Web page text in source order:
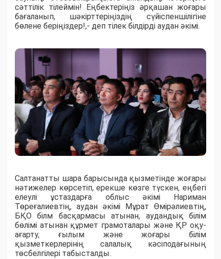
сәттілік тілеймін! Еңбектеріңіз әрқашан жоғары
бағаланып, шәкірттеріңіздің сүйіспеншілігіне
бөлене беріңіздер!,- деп тілек білдірді аудан әкімі.
Салтанатты шара барысында қызметінде жоғары
нәтижелер көрсетіп, ерекше көзге түскен, еңбегі
елеулі ұстаздарға облыс әкімі Нариман
Төреғалиевтің, аудан әкімі Мұрат Өмірәлиевтің,
БҚО білм басқармасы атынан, аудандық білім
бөлімі атынан құрмет грамоталары және ҚР оқу-
ағарту, ғылым және жоғары білім
қызметкерлерінің салалық кәсіподағының
төсбелгілері табысталды.